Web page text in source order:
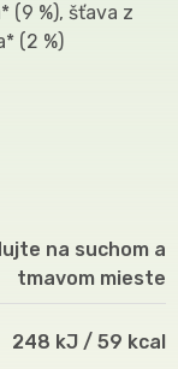
(9 %), šťava z
(2 %)
na suchom a
tmavom mieste
248 kJ / 59 kcal